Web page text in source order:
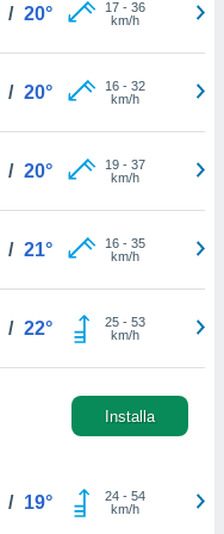
/ 20° 17- 36
km/h
/ 20° 16- 32
km/h
/ 20° 19- 37
km/h
/ 21° 16- 35
km/h
/ 22° 25- 53
km/h
Installa
/ 19° 24- 54
km/h